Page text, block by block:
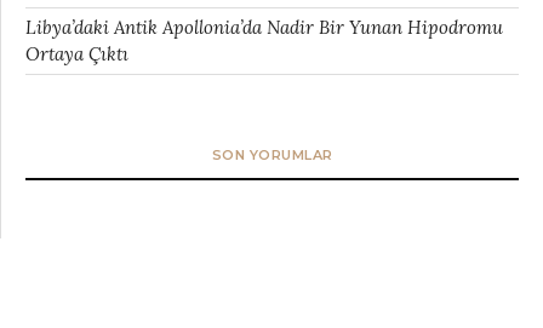
Libya’daki Antik Apollonia’da Nadir Bir Yunan Hipodromu
Ortaya Çıktı
SON YORUMLAR